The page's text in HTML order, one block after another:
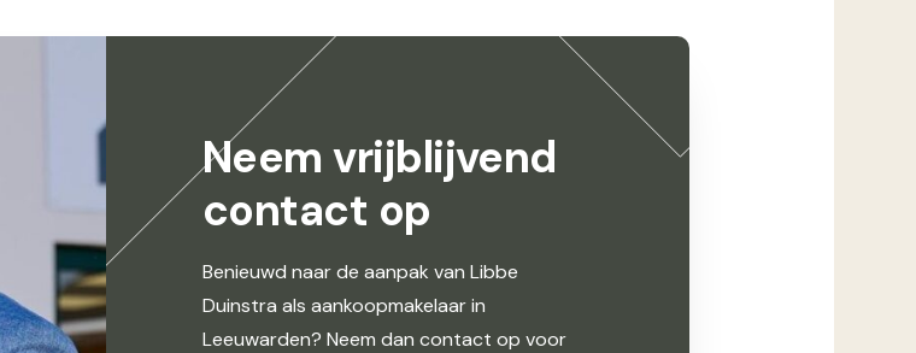
Neem vrijblijvend
contact op
Benieuwd naar de aanpak van Libbe
Duinstra als aankoopmakelaar in
Leeuwarden? Neem dan contact op voor